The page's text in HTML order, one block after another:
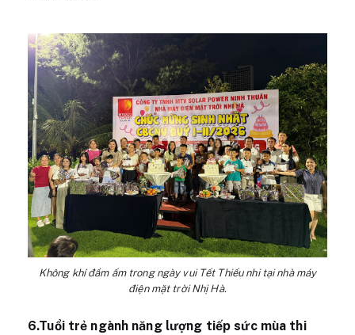
Không khí đầm ấm trong ngày vui Tết Thiếu nhi tại nhà máy
điện mặt trời Nhị Hà.
6.Tuổi trẻ ngành năng lượng tiếp sức mùa thi